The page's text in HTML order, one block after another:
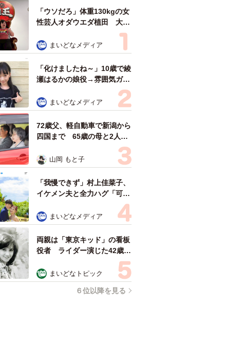
「ウソだろ」体重130kgの女
性芸人オダウエダ植田 大学
時代のほっそり姿に「マジ
で」 まいどなメディア
「化けましたね～」10歳で綾
瀬はるかの娘役→雰囲気ガラ
リの18歳に成長 「メイクで
雰囲気が」「宝塚に入れそ
う」
まいどなメディア
72歳父、軽自動車で新潟から
四国まで 65歳の母と2人で
3泊4日の旅 パーキングの休
憩まで分刻み… 「大学生で
も組まねえよ！」
山岡 もと子
「我慢できず」村上佳菜子、
イケメン夫と全力ハグ「可愛
いふたり」「素敵なご夫婦」
まいどなメディア
両親は「東京キッド」の看板
役者 ライダー演じた42歳元
俳優が再婚妻との「ウエディ
ングフォト」計画を明言
「センスあるカメラマン求
まいどなトピック
６位以降を見る